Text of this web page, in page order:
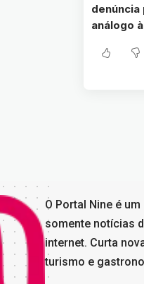
análogo
O Portal Nine é
somente notícias
internet. Curta
turismo e